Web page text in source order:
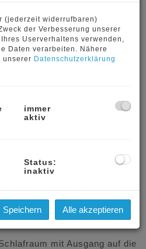
liegt in einer
Pool und Saunanlage, die den
steht:
mit Ausgang auf die
(jederzeit widerrufbaren)
der Verbesserung unserer
Userverhaltens verwenden,
Daten verarbeiten. Nähere
unserer Datenschutzerklärung
immer
aktiv
Status:
inaktiv
Speichern Alle akzeptieren